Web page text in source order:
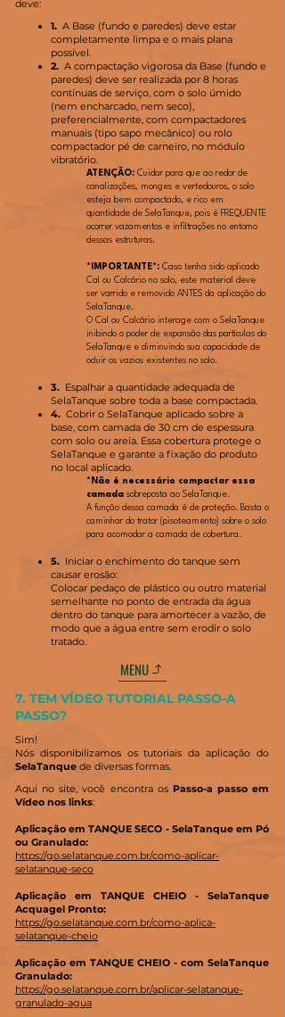
deve:
1. A Base (fundo e paredes) deve estar
completamente limpa e o mais plana
possível.
2. A compactação vigorosa da Base (fundo e
paredes) deve ser realizada por 8 horas
contínuas de serviço, com o solo úmido
(nem encharcado, nem seco),
preferencialmente, com compactadores
manuais (tipo sapo mecânico) ou rolo
compactador pé de carneiro, no módulo
vibratório.
ATENÇÃO: Cuidar para que ao redor de
canalizações, monges e vertedouros, o solo
esteja bem compactado, e rico em
quantidade de SelaTanque, pois é FREQUENTE
ocorrer vazamentos e infiltrações no entorno
dessas estruturas.
*IMPORTANTE*: Caso tenha sido aplicado
Cal ou Calcário no solo, este material deve
ser varrido e removido ANTES da aplicação do
SelaTanque.
O Cal ou Calcário interage com o SelaTanque
inibindo o poder de expansão das partículas do
SelaTanque e diminuindo sua capacidade de
ocluir os vazios existentes no solo.
3. Espalhar a quantidade adequada de
SelaTanque sobre toda a base compactada.
4. Cobrir o SelaTanque aplicado sobre a
base, com camada de 30 cm de espessura
com solo ou areia. Essa cobertura protege o
SelaTanque e garante a fixação do produto
no local aplicado.
*Não é necessário compactar essa
camada sobreposta ao SelaTanque.
A função dessa camada é de proteção. Basta o
caminhar do trator (pisoteamento) sobre o solo
para acomodar a camada de cobertura.
5. Iniciar o enchimento do tanque sem
causar erosão:
Colocar pedaço de plástico ou outro material
semelhante no ponto de entrada da água
dentro do tanque para amortecer a vazão, de
modo que a água entre sem erodir o solo
tratado.
MENU
7. TEM VÍDEO TUTORIAL PASSO-A
PASSO?
Sim!
Nós disponibilizamos os tutoriais da aplicação do
SelaTanque de diversas formas.
Aqui no site, você encontra os Passo-a passo em
Vídeo nos links:
Aplicação em TANQUE SECO - SelaTanque em Pó
ou Granulado:
https://go.selatanque.com.br/como-aplicar-
selatanque-seco
Aplicação em TANQUE CHEIO - SelaTanque
Acquagel Pronto:
https://go.selatanque.com.br/como-aplica-
selatanque-cheio
Aplicação em TANQUE CHEIO - com SelaTanque
Granulado:
https://go.selatanque.com.br/aplicar-selatanque-
granulado-agua